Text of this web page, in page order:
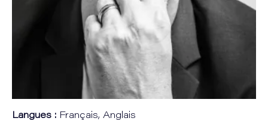
Langues : Français, Anglais